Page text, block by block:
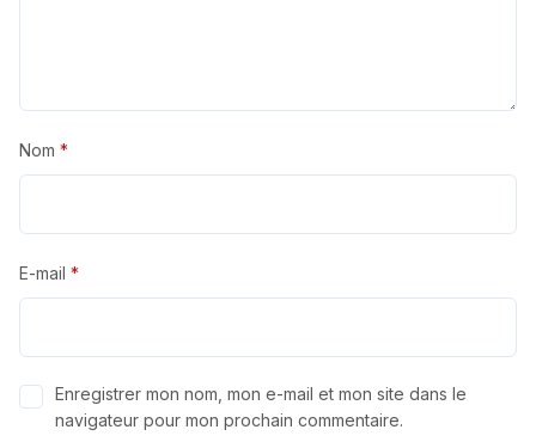
Nom *
E-mail *
Enregistrer mon nom, mon e-mail et mon site dans le
navigateur pour mon prochain commentaire.